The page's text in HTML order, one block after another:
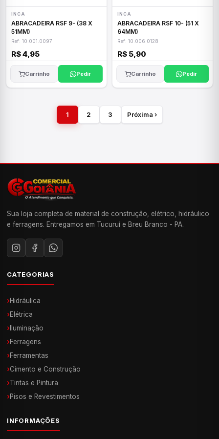
INCA
ABRACADEIRA RSF 9- (38 X
51MM)
Ref: 10.001.0097
R$ 4,95
Carrinho Pedir
INCA
ABRACADEIRA RSF 10- (51 X
64MM)
Ref: 10.006.0128
R$ 5,90
Carrinho Pedir
1 2 3 Próxima ›
Sua loja completa de material de construção, elétrico, hidráulico
e ferragens. Entregamos em Tucuruí e Breu Branco - PA.
CATEGORIAS
›Hidráulica
›Elétrica
› Iluminação
›Ferragens
›Ferramentas
›Cimento e Construção
›Tintas e Pintura
›Pisos e Revestimentos
INFORMAÇÕES